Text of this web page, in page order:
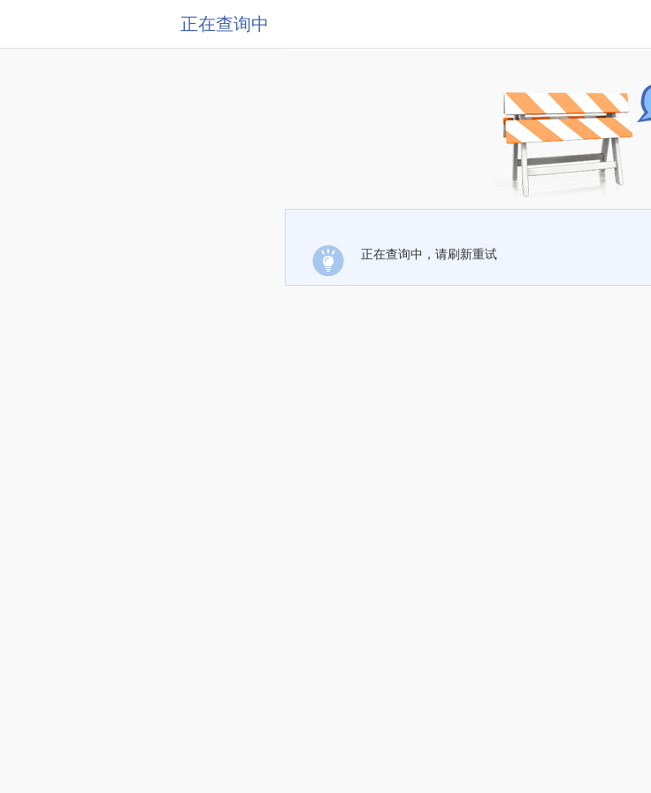
正在查询中
正在查询中，请刷新重试